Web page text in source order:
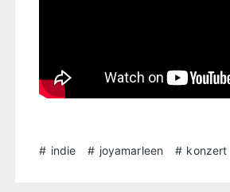
indie joyamarleen konzert